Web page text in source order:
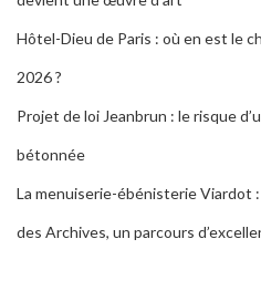
Hôtel-Dieu de Paris : où en est le
2026 ?
Projet de loi Jeanbrun : le risque
bétonnée
La menuiserie-ébénisterie Viardot
des Archives, un parcours